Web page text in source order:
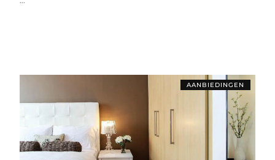
AANBIEDINGEN